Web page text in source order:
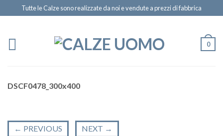
Tutte le Calze sono realizzate da noi e vendute a prezzi di fabbrica
0
DSCF0478_300x400
← PREVIOUS NEXT →